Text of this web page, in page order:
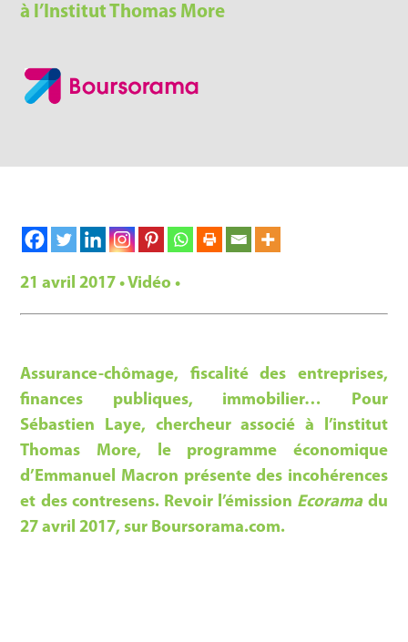
à l’Institut Thomas More
21 avril 2017 • Vidéo •
Assurance-chômage, fiscalité des entreprises,
finances publiques, immobilier… Pour
Sébastien Laye, chercheur associé à l’institut
Thomas More, le programme économique
d’Emmanuel Macron présente des incohérences
et des contresens. Revoir l’émission Ecoramadu
27 avril 2017, sur Boursorama.com.